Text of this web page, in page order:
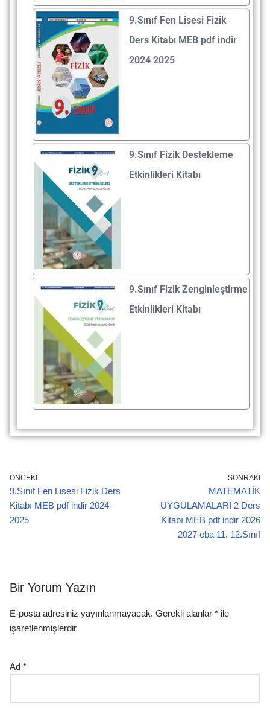
9.Sınıf Fen Lisesi Fizik
Ders Kitabı MEB pdf indir
2024 2025
9.Sınıf Fizik Destekleme
Etkinlikleri Kitabı
9.Sınıf Fizik Zenginleştirme
Etkinlikleri Kitabı
ÖNCEKI
9.Sınıf Fen Lisesi Fizik Ders
Kitabı MEB pdf indir 2024
2025
SONRAKI
MATEMATİK
UYGULAMALARI 2 Ders
Kitabı MEB pdf indir 2026
2027 eba 11. 12.Sınıf
Bir Yorum Yazın
E-posta adresiniz yayınlanmayacak. Gerekli alanlar * ile
işaretlenmişlerdir
Ad *